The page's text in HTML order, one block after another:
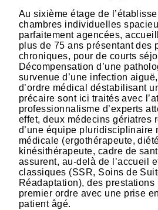
Au sixième étage de
chambres individuelles
parfaitement agencées,
plus de 75 ans présentant des
chroniques, pour de courts
Décompensation d’une
survenue d’une infection
d’ordre médical déstabilisant
précaire sont ici traités avec
professionnalisme d’experts
effet, deux médecins gériatres
d’une équipe pluridisciplinaire
médicale (ergothérapeute,
kinésithérapeute, cadre de
assurent, au-delà de l’accueil
classiques (SSR, Soins de
Réadaptation), des
premier ordre avec une prise
patient âgé.